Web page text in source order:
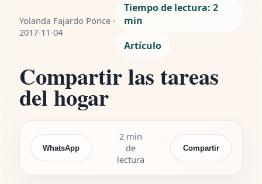
Yolanda Fajardo Ponce ·
2017-11-04
Tiempo de lectura: 2
min
Artículo
Compartir las tareas
del hogar
WhatsApp
2 min
de
lectura
Compartir